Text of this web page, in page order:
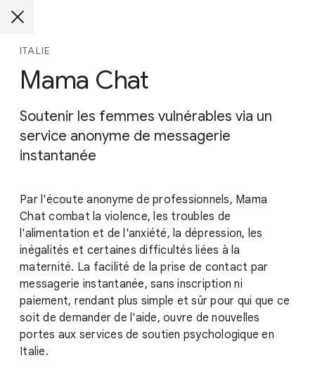
ITALIE
Mama Chat
Soutenir les femmes vulnérables via un
service anonyme de messagerie
instantanée
Par l'écoute anonyme de professionnels, Mama
Chat combat la violence, les troubles de
l'alimentation et de l'anxiété, la dépression, les
inégalités et certaines difficultés liées à la
maternité. La facilité de la prise de contact par
messagerie instantanée, sans inscription ni
paiement, rendant plus simple et sûr pour qui que ce
soit de demander de l'aide, ouvre de nouvelles
portes aux services de soutien psychologique en
Italie.